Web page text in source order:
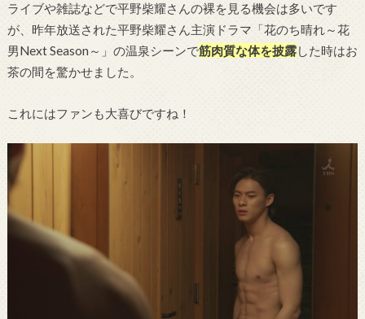
ライブや雑誌などで平野柴耀さんの裸を見る機会は多いです
が、昨年放送された平野柴耀さん主演ドラマ「花のち晴れ～花
男Next Season～」の温泉シーンで筋肉質な体を披露した時はお
茶の間を驚かせました。
これにはファンも大喜びですね！